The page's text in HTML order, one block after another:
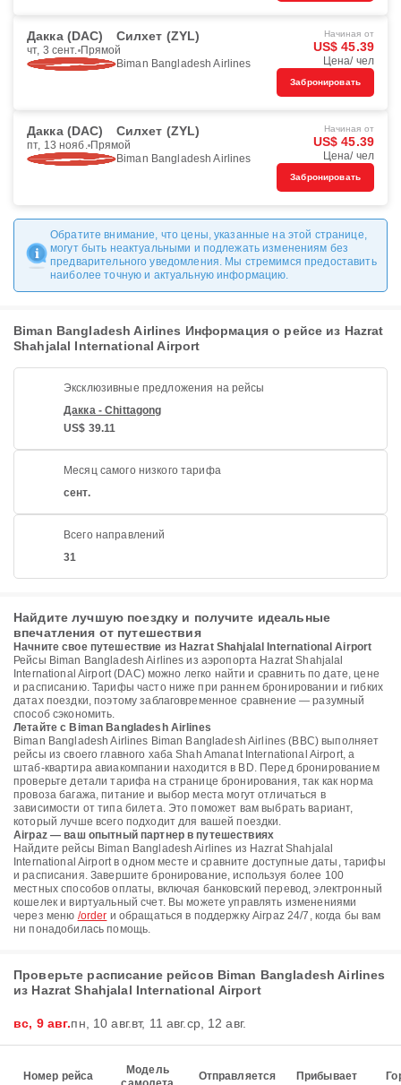
Дакка (DAC) Силхет (ZYL)
чт, 3 сент. Прямой
Biman Bangladesh Airlines
Начиная от
US$ 45.39
Цена/ чел
Забронировать
Дакка (DAC) Силхет (ZYL)
пт, 13 нояб. Прямой
Biman Bangladesh Airlines
Начиная от
US$ 45.39
Цена/ чел
Забронировать
Обратите внимание, что цены, указанные на этой странице,
могут быть неактуальными и подлежать изменениям без
предварительного уведомления. Мы стремимся предоставить
наиболее точную и актуальную информацию.
Biman Bangladesh Airlines Информация о рейсе из Hazrat
Shahjalal International Airport
Эксклюзивные предложения на рейсы
Дакка - Chittagong
US$ 39.11
Месяц самого низкого тарифа
сент.
Всего направлений
31
Найдите лучшую поездку и получите идеальные
впечатления от путешествия
Начните свое путешествие из Hazrat Shahjalal International Airport
Рейсы Biman Bangladesh Airlines из аэропорта Hazrat Shahjalal
International Airport (DAC) можно легко найти и сравнить по дате, цене
и расписанию. Тарифы часто ниже при раннем бронировании и гибких
датах поездки, поэтому заблаговременное сравнение — разумный
способ сэкономить.
Летайте с Biman Bangladesh Airlines
Biman Bangladesh Airlines Biman Bangladesh Airlines (BBC) выполняет
рейсы из своего главного хаба Shah Amanat International Airport, а
штаб-квартира авиакомпании находится в BD. Перед бронированием
проверьте детали тарифа на странице бронирования, так как норма
провоза багажа, питание и выбор места могут отличаться в
зависимости от типа билета. Это поможет вам выбрать вариант,
который лучше всего подходит для вашей поездки.
Airpaz — ваш опытный партнер в путешествиях
Найдите рейсы Biman Bangladesh Airlines из Hazrat Shahjalal
International Airport в одном месте и сравните доступные даты, тарифы
и расписания. Завершите бронирование, используя более 100
местных способов оплаты, включая банковский перевод, электронный
кошелек и виртуальный счет. Вы можете управлять изменениями
через меню /order и обращаться в поддержку Airpaz 24/7, когда бы вам
ни понадобилась помощь.
Проверьте расписание рейсов Biman Bangladesh Airlines
из Hazrat Shahjalal International Airport
вс, 9 авг.пн, 10 авг.вт, 11 авг.ср, 12 авг.
Номер рейса
Модель
Отправляется Прибывает